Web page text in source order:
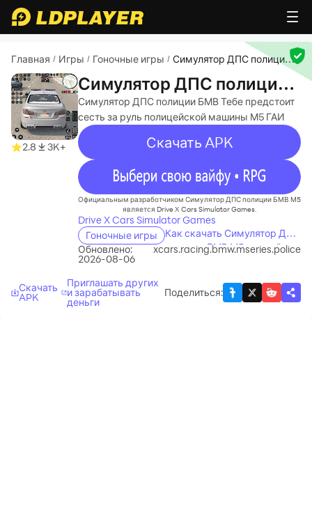
Главная / Игры / Гоночные игры / Симулятор ДПС полиции
2.8 3K+
Симулятор ДПС полиции
БМВ М5
Симулятор ДПС полиции БМВ Тебе предстоит
сесть за руль полицейской машины М5 ГАИ
Скачать APK
recommend
Официальным разработчиком Симулятор ДПС полиции БМВ М5
является Drive X Cars Simulator Games.
Drive X Cars Simulator Games
Гоночные игры
Как скачать Симулятор ДПС
полиции БМВ М5 на свой
Обновлено:
2026-08-06
xcars.racing.bmw.mseries.police
Скачать
APK
Приглашать других
и зарабатывать
деньги
Поделиться: